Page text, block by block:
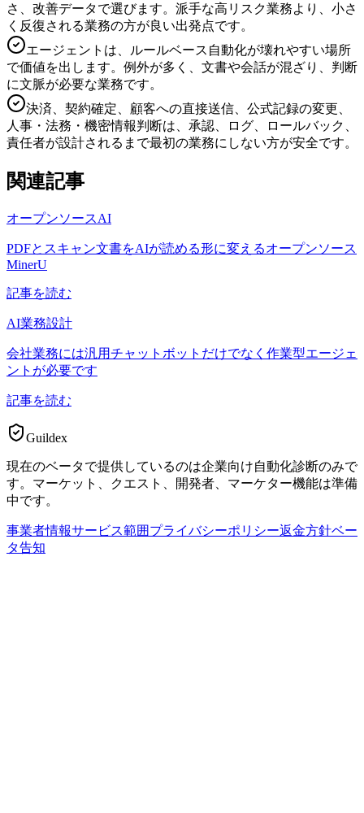
さ、改善データで選びます。派手な高リスク業務より、小さ
く反復される業務の方が良い出発点です。
エージェントは、ルールベース自動化が壊れやすい場所
で価値を出します。例外が多く、文書や会話が混ざり、判断
に文脈が必要な業務です。
決済、契約確定、顧客への直接送信、公式記録の変更、
人事・法務・機密情報判断は、承認、ログ、ロールバック、
責任者が設計されるまで最初の業務にしない方が安全です。
関連記事
オープンソースAI
PDFとスキャン文書をAIが読める形に変えるオープンソース
MinerU
記事を読む
AI業務設計
会社業務には汎用チャットボットだけでなく作業型エージェ
ントが必要です
記事を読む
Guildex
現在のベータで提供しているのは企業向け自動化診断のみで
す。マーケット、クエスト、開発者、マーケター機能は準備
中です。
事業者情報サービス範囲 プライバシーポリシー返金方針ベー
タ告知